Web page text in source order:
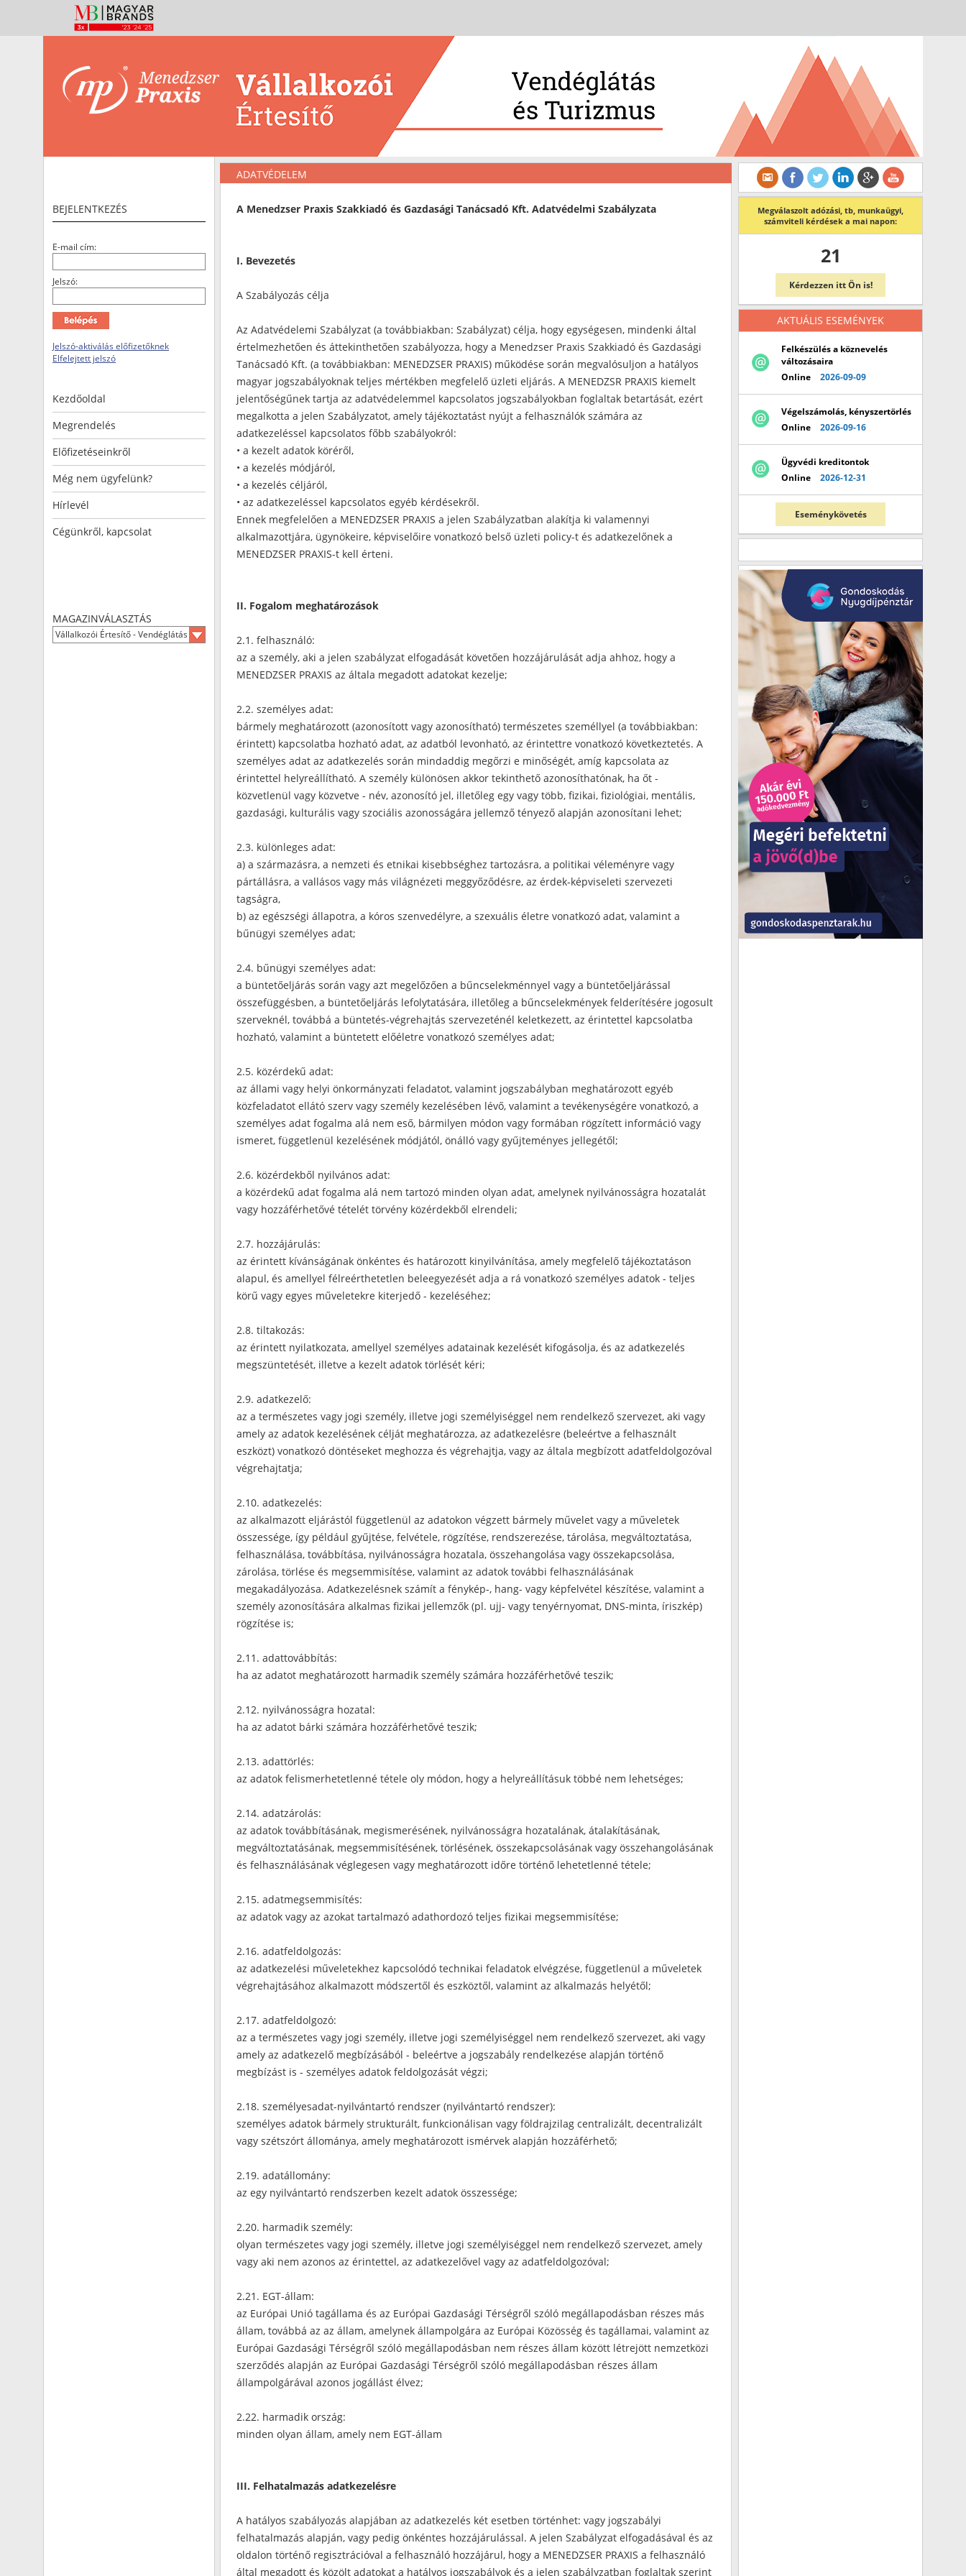
BEJELENTKEZÉS
E-mail cím:
Jelszó:
Jelszó-aktiválás előfizetőknek
Elfelejtett jelszó
Kezdőoldal
Megrendelés
Előfizetéseinkről
Még nem ügyfelünk?
Hírlevél
Cégünkről, kapcsolat
MAGAZINVÁLASZTÁS
Vállalkozói Értesítő - Vendéglátás és Turizmus
ADATVÉDELEM
A Menedzser Praxis Szakkiadó és Gazdasági Tanácsadó Kft. Adatvédelmi Szabályzata
I. Bevezetés
A Szabályozás célja
Az Adatvédelemi Szabályzat (a továbbiakban: Szabályzat) célja, hogy egységesen, mindenki által
értelmezhetően és áttekinthetően szabályozza, hogy a Menedzser Praxis Szakkiadó és Gazdasági
Tanácsadó Kft. (a továbbiakban: MENEDZSER PRAXIS) működése során megvalósuljon a hatályos
magyar jogszabályoknak teljes mértékben megfelelő üzleti eljárás. A MENEDZSR PRAXIS kiemelt
jelentőségűnek tartja az adatvédelemmel kapcsolatos jogszabályokban foglaltak betartását, ezért
megalkotta a jelen Szabályzatot, amely tájékoztatást nyújt a felhasználók számára az
adatkezeléssel kapcsolatos főbb szabályokról:
• a kezelt adatok köréről,
• a kezelés módjáról,
• a kezelés céljáról,
• az adatkezeléssel kapcsolatos egyéb kérdésekről.
Ennek megfelelően a MENEDZSER PRAXIS a jelen Szabályzatban alakítja ki valamennyi
alkalmazottjára, ügynökeire, képviselőire vonatkozó belső üzleti policy-t és adatkezelőnek a
MENEDZSER PRAXIS-t kell érteni.
II. Fogalom meghatározások
2.1. felhasználó:
az a személy, aki a jelen szabályzat elfogadását követően hozzájárulását adja ahhoz, hogy a
MENEDZSER PRAXIS az általa megadott adatokat kezelje;
2.2. személyes adat:
bármely meghatározott (azonosított vagy azonosítható) természetes személlyel (a továbbiakban:
érintett) kapcsolatba hozható adat, az adatból levonható, az érintettre vonatkozó következtetés. A
személyes adat az adatkezelés során mindaddig megőrzi e minőségét, amíg kapcsolata az
érintettel helyreállítható. A személy különösen akkor tekinthető azonosíthatónak, ha őt -
közvetlenül vagy közvetve - név, azonosító jel, illetőleg egy vagy több, fizikai, fiziológiai, mentális,
gazdasági, kulturális vagy szociális azonosságára jellemző tényező alapján azonosítani lehet;
2.3. különleges adat:
a) a származásra, a nemzeti és etnikai kisebbséghez tartozásra, a politikai véleményre vagy
pártállásra, a vallásos vagy más világnézeti meggyőződésre, az érdek-képviseleti szervezeti
tagságra,
b) az egészségi állapotra, a kóros szenvedélyre, a szexuális életre vonatkozó adat, valamint a
bűnügyi személyes adat;
2.4. bűnügyi személyes adat:
a büntetőeljárás során vagy azt megelőzően a bűncselekménnyel vagy a büntetőeljárással
összefüggésben, a büntetőeljárás lefolytatására, illetőleg a bűncselekmények felderítésére jogosult
szerveknél, továbbá a büntetés-végrehajtás szervezeténél keletkezett, az érintettel kapcsolatba
hozható, valamint a büntetett előéletre vonatkozó személyes adat;
2.5. közérdekű adat:
az állami vagy helyi önkormányzati feladatot, valamint jogszabályban meghatározott egyéb
közfeladatot ellátó szerv vagy személy kezelésében lévő, valamint a tevékenységére vonatkozó, a
személyes adat fogalma alá nem eső, bármilyen módon vagy formában rögzített információ vagy
ismeret, függetlenül kezelésének módjától, önálló vagy gyűjteményes jellegétől;
2.6. közérdekből nyilvános adat:
a közérdekű adat fogalma alá nem tartozó minden olyan adat, amelynek nyilvánosságra hozatalát
vagy hozzáférhetővé tételét törvény közérdekből elrendeli;
2.7. hozzájárulás:
az érintett kívánságának önkéntes és határozott kinyilvánítása, amely megfelelő tájékoztatáson
alapul, és amellyel félreérthetetlen beleegyezését adja a rá vonatkozó személyes adatok - teljes
körű vagy egyes műveletekre kiterjedő - kezeléséhez;
2.8. tiltakozás:
az érintett nyilatkozata, amellyel személyes adatainak kezelését kifogásolja, és az adatkezelés
megszüntetését, illetve a kezelt adatok törlését kéri;
2.9. adatkezelő:
az a természetes vagy jogi személy, illetve jogi személyiséggel nem rendelkező szervezet, aki vagy
amely az adatok kezelésének célját meghatározza, az adatkezelésre (beleértve a felhasznált
eszközt) vonatkozó döntéseket meghozza és végrehajtja, vagy az általa megbízott adatfeldolgozóval
végrehajtatja;
2.10. adatkezelés:
az alkalmazott eljárástól függetlenül az adatokon végzett bármely művelet vagy a műveletek
összessége, így például gyűjtése, felvétele, rögzítése, rendszerezése, tárolása, megváltoztatása,
felhasználása, továbbítása, nyilvánosságra hozatala, összehangolása vagy összekapcsolása,
zárolása, törlése és megsemmisítése, valamint az adatok további felhasználásának
megakadályozása. Adatkezelésnek számít a fénykép-, hang- vagy képfelvétel készítése, valamint a
személy azonosítására alkalmas fizikai jellemzők (pl. ujj- vagy tenyérnyomat, DNS-minta, íriszkép)
rögzítése is;
2.11. adattovábbítás:
ha az adatot meghatározott harmadik személy számára hozzáférhetővé teszik;
2.12. nyilvánosságra hozatal:
ha az adatot bárki számára hozzáférhetővé teszik;
2.13. adattörlés:
az adatok felismerhetetlenné tétele oly módon, hogy a helyreállításuk többé nem lehetséges;
2.14. adatzárolás:
az adatok továbbításának, megismerésének, nyilvánosságra hozatalának, átalakításának,
megváltoztatásának, megsemmisítésének, törlésének, összekapcsolásának vagy összehangolásának
és felhasználásának véglegesen vagy meghatározott időre történő lehetetlenné tétele;
2.15. adatmegsemmisítés:
az adatok vagy az azokat tartalmazó adathordozó teljes fizikai megsemmisítése;
2.16. adatfeldolgozás:
az adatkezelési műveletekhez kapcsolódó technikai feladatok elvégzése, függetlenül a műveletek
végrehajtásához alkalmazott módszertől és eszköztől, valamint az alkalmazás helyétől;
2.17. adatfeldolgozó:
az a természetes vagy jogi személy, illetve jogi személyiséggel nem rendelkező szervezet, aki vagy
amely az adatkezelő megbízásából - beleértve a jogszabály rendelkezése alapján történő
megbízást is - személyes adatok feldolgozását végzi;
2.18. személyesadat-nyilvántartó rendszer (nyilvántartó rendszer):
személyes adatok bármely strukturált, funkcionálisan vagy földrajzilag centralizált, decentralizált
vagy szétszórt állománya, amely meghatározott ismérvek alapján hozzáférhető;
2.19. adatállomány:
az egy nyilvántartó rendszerben kezelt adatok összessége;
2.20. harmadik személy:
olyan természetes vagy jogi személy, illetve jogi személyiséggel nem rendelkező szervezet, amely
vagy aki nem azonos az érintettel, az adatkezelővel vagy az adatfeldolgozóval;
2.21. EGT-állam:
az Európai Unió tagállama és az Európai Gazdasági Térségről szóló megállapodásban részes más
állam, továbbá az az állam, amelynek állampolgára az Európai Közösség és tagállamai, valamint az
Európai Gazdasági Térségről szóló megállapodásban nem részes állam között létrejött nemzetközi
szerződés alapján az Európai Gazdasági Térségről szóló megállapodásban részes állam
állampolgárával azonos jogállást élvez;
2.22. harmadik ország:
minden olyan állam, amely nem EGT-állam
III. Felhatalmazás adatkezelésre
A hatályos szabályozás alapjában az adatkezelés két esetben történhet: vagy jogszabályi
felhatalmazás alapján, vagy pedig önkéntes hozzájárulással. A jelen Szabályzat elfogadásával és az
oldalon történő regisztrációval a felhasználó hozzájárul, hogy a MENEDZSER PRAXIS a felhasználó
által megadott és közölt adatokat a hatályos jogszabályok és a jelen szabályzatban foglaltak szerint
Megválaszolt adózási, tb, munkaügyi,
számviteli kérdések a mai napon:
21
Kérdezzen itt Ön is!
AKTUÁLIS ESEMÉNYEK
Felkészülés a köznevelés
változásaira
Online
2026-09-09
Végelszámolás, kényszertörlés
Online
2026-09-16
Ügyvédi kreditontok
Online
2026-12-31
Eseménykövetés